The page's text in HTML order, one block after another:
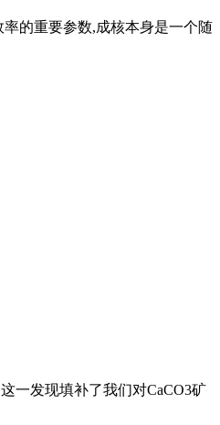
的重要参数,成核本身是一个随
一发现填补了我们对CaCO3矿